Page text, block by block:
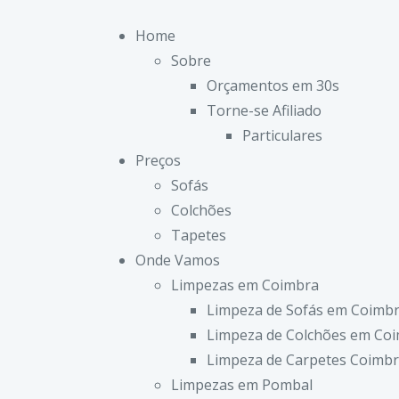
Home
Sobre
Orçamentos em 30s
Torne-se Afiliado
Particulares
Preços
Sofás
Colchões
Tapetes
Onde Vamos
Limpezas em Coimbra
Limpeza de Sofás em
Limpeza de Colchões em
Limpeza de Carpetes
Limpezas em Pombal